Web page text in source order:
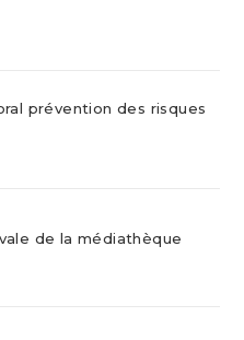
prévention des risques
de la médiathèque